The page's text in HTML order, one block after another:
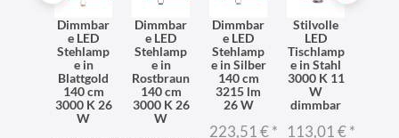
Dimmbar
e LED
Stehlamp
e in
Blattgold
140 cm
3000 K 26
W
Dimmbar
e LED
Stehlamp
e in
Rostbraun
140 cm
3000 K 26
W
Dimmbar
e LED
Stehlamp
e in Silber
140 cm
3215 lm
26 W
223,51 €*
Stilvolle
LED
Tischlamp
e in Stahl
3000 K 11
W
dimmbar
113,01 €*